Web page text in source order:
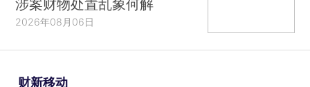
涉案财物处置乱象何解
2026年08月06日
财新移动